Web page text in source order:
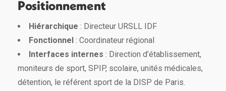
Positionnement
Hiérarchique : Directeur URSLL IDF
Fonctionnel : Coordinateur régional
Interfaces internes : Direction d’établissement,
moniteurs de sport, SPIP, scolaire, unités médicales,
détention, le référent sport de la DISP de Paris.